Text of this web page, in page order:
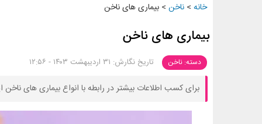
خانه > ناخن > بیماری‌ های ناخن
بیماری‌ های ناخن
دسته: ناخن تاریخ نگارش: ۳۱ اردیبهشت ۱۴۰۳ - ۱۲:۵۶
برای کسب اطلاعات بیشتر در رابطه با انواع بیماری های ناخن